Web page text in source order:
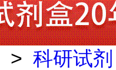
> 科研试剂